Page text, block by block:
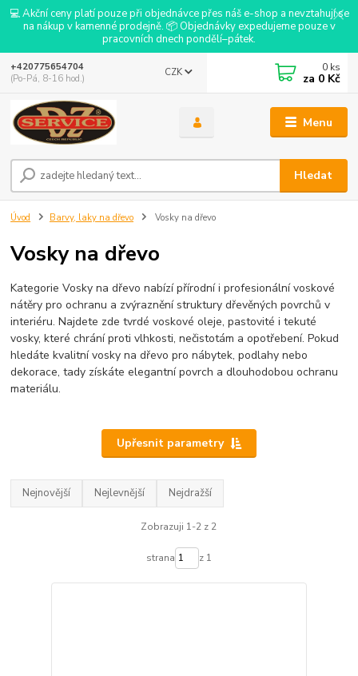
💻 Akční ceny platí pouze při objednávce přes náš e-shop a nevztahují se
na nákup v kamenné prodejně. 📦 Objednávky expedujeme pouze v
pracovních dnech pondělí–pátek.
Menu
CZK
Hledat
+420775654704
(Po-Pá, 8-16 hod.)
0 ks
za 0 Kč
Úvod Barvy, laky na dřevo Vosky na dřevo
Vosky na dřevo
Kategorie Vosky na dřevo nabízí přírodní i profesionální voskové
nátěry pro ochranu a zvýraznění struktury dřevěných povrchů v
interiéru. Najdete zde tvrdé voskové oleje, pastovité i tekuté
vosky, které chrání proti vlhkosti, nečistotám a opotřebení. Pokud
hledáte kvalitní vosky na dřevo pro nábytek, podlahy nebo
dekorace, tady získáte elegantní povrch a dlouhodobou ochranu
materiálu.
Upřesnit parametry
Nejnovější Nejlevnější Nejdražší
Zobrazuji 1-2 z 2
strana z 1